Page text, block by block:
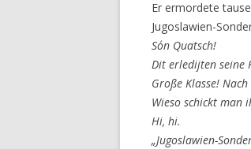
Er ermordete
Jugoslawien-
So´n Quatsch!
Dit erledijten seine
Große Klasse!
Wieso schickt man
Hi, hi.
„Jugoslawien-